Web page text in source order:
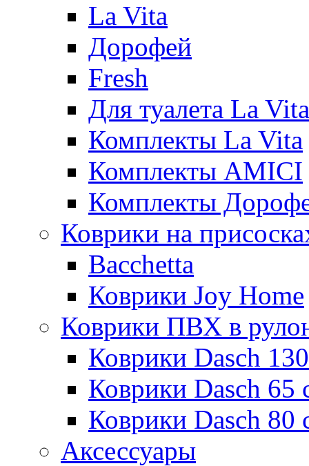
La Vita
Дорофей
Fresh
Для туалета La Vita
Комплекты La Vita
Комплекты AMICI
Комплекты
Коврики на
Bacchetta
Коврики Joy Home
Коврики ПВХ в
Коврики Dasch
Коврики Dasch 65
Коврики Dasch 80
Аксессуары